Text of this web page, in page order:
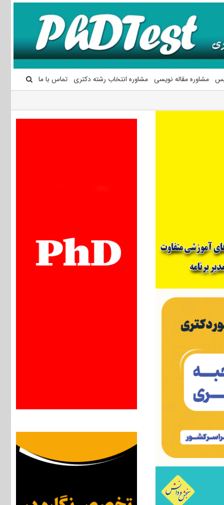
مشاوره مقاله نویسی مشاوره انتخاب رشته دکتری تماس با ما